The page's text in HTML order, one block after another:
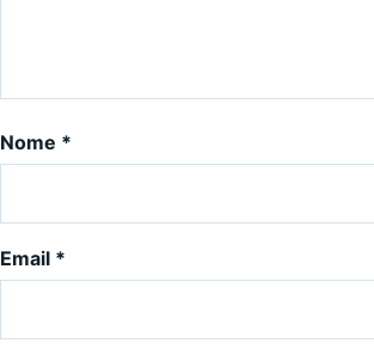
Nome *
Email *